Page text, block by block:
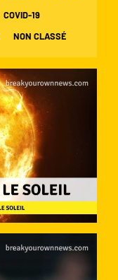
COVID-19
NON CLASSÉ